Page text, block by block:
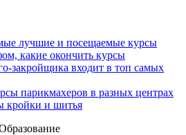
лучшие и посещаемые курсы
какие окончить курсы
закройщика входит в топ самых
парикмахеров в разных центрах
кройки и шитья